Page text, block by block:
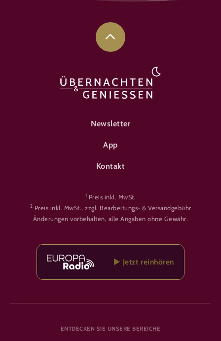
FOOTER-ÜBERNACHTEN
Newsletter
App
Kontakt
1 Preis inkl. MwSt.
2 Preis inkl. MwSt., zzgl. Bearbeitungs- & Versandgebühr
Änderungen vorbehalten, alle Angaben ohne Gewähr.
Jetzt reinhören
ENTDECKEN SIE UNSERE BEREICHE